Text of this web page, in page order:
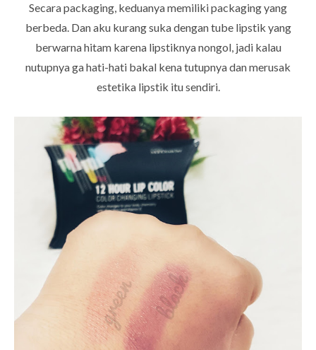
Secara packaging, keduanya memiliki packaging yang
berbeda. Dan aku kurang suka dengan tube lipstik yang
berwarna hitam karena lipstiknya nongol, jadi kalau
nutupnya ga hati-hati bakal kena tutupnya dan merusak
estetika lipstik itu sendiri.